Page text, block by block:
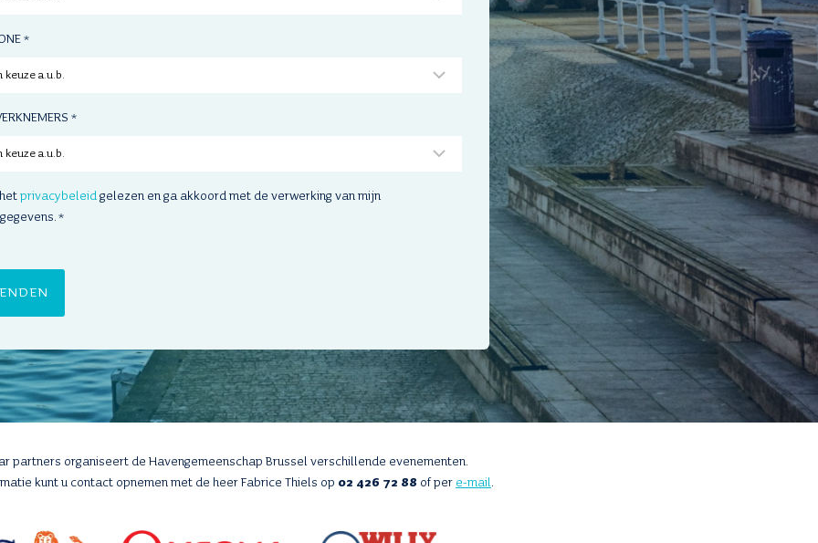
*
*
privacybeleidgelezen en ga akkoord met de verwerking van mijn
*
partners organiseert de Havengemeenschap Brussel verschillende evenementen.
kunt u contact opnemen met de heer Fabrice Thiels op 02 426 72 88 of per e-mail.